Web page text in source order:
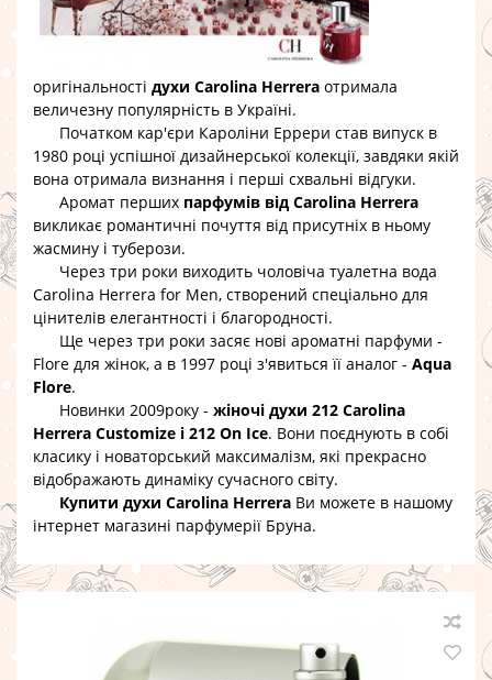
оригінальності духи Carolina Herrera отримала
величезну популярність в Україні.
Початком кар'єри Кароліни Еррери став випуск в
1980 році успішної дизайнерської колекції, завдяки якій
вона отримала визнання і перші схвальні відгуки.
Аромат перших парфумів від Carolina Herrera
викликає романтичні почуття від присутніх в ньому
жасмину і туберози.
Через три роки виходить чоловіча туалетна вода
Carolina Herrera for Men, створений спеціально для
цінителів елегантності і благородності.
Ще через три роки засяє нові ароматні парфуми -
Flore для жінок, а в 1997 році з'явиться її аналог - Aqua
Flore.
Новинки 2009року - жіночі духи 212 Carolina
Herrera Customize і 212 On Ice. Вони поєднують в собі
класику і новаторський максималізм, які прекрасно
відображають динаміку сучасного світу.
Купити духи Carolina Herrera Ви можете в нашому
інтернет магазині парфумерії Бруна.